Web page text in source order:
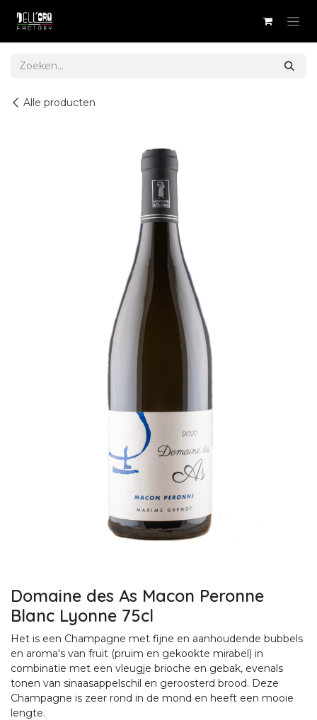
Alle producten
Domaine des As Macon Peronne
Blanc Lyonne 75cl
Het is een Champagne met fijne en aanhoudende bubbels
en aroma's van fruit (pruim en gekookte mirabel) in
combinatie met een vleugje brioche en gebak, evenals
tonen van sinaasappelschil en geroosterd brood. Deze
Champagne is zeer rond in de mond en heeft een mooie
lengte.